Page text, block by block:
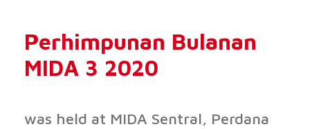
Perhimpunan Bulanan
MIDA 3 2020
was held at MIDA Sentral, Perdana